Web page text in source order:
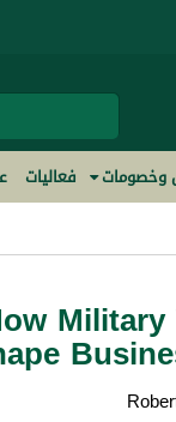
وخصومات فعاليات
Military